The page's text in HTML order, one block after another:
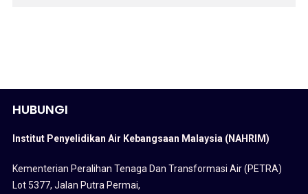
HUBUNGI
Institut Penyelidikan Air Kebangsaan Malaysia (NAHRIM)
Kementerian Peralihan Tenaga Dan Transformasi Air (PETRA)
Lot 5377, Jalan Putra Permai,